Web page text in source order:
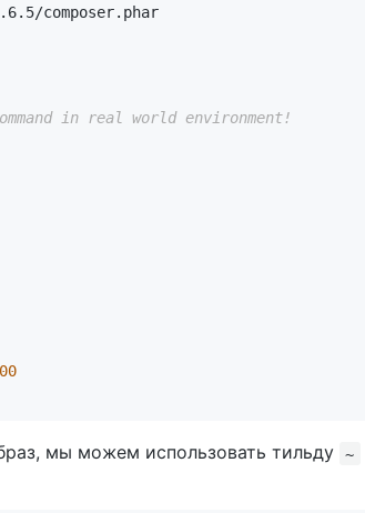
composer.phar
in real world environment!
мы можем использовать тильду ~